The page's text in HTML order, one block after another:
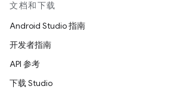
文档和下载
Android Studio 指南
开发者指南
API 参考
下载 Studio